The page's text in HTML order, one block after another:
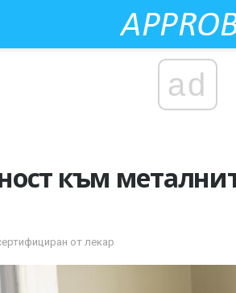
ad
към
от лекар